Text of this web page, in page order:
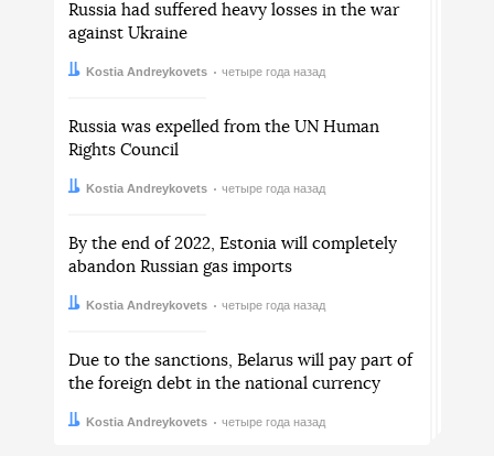
Russia had suffered heavy losses in the war
against Ukraine
Автор:
Kostia Andreykovets
Дата: четыре года назад
Russia was expelled from the UN Human
Rights Council
Автор:
Kostia Andreykovets
Дата: четыре года назад
By the end of 2022, Estonia will completely
abandon Russian gas imports
Автор:
Kostia Andreykovets
Дата: четыре года назад
Due to the sanctions, Belarus will pay part of
the foreign debt in the national currency
Автор:
Kostia Andreykovets
Дата: четыре года назад